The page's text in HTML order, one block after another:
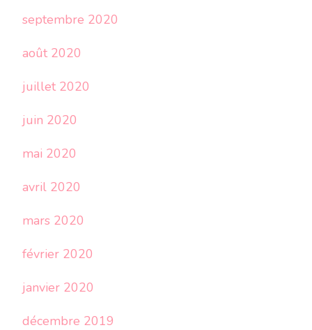
septembre 2020
août 2020
juillet 2020
juin 2020
mai 2020
avril 2020
mars 2020
février 2020
janvier 2020
décembre 2019